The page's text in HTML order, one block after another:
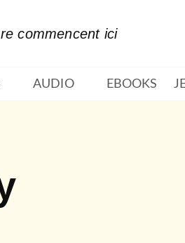
commencent ici
AUDIO EBOOKS